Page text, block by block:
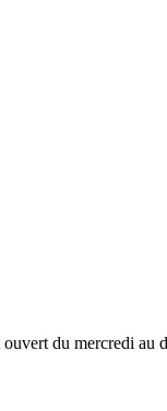
du mercredi au